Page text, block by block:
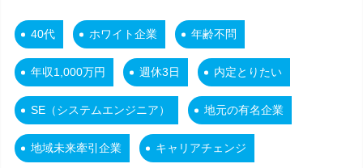
40代 ホワイト企業 年齢不問
年収1,000万円 週休3日 内定とりたい
SE（システムエンジニア） 地元の有名企業
地域未来牽引企業 キャリアチェンジ